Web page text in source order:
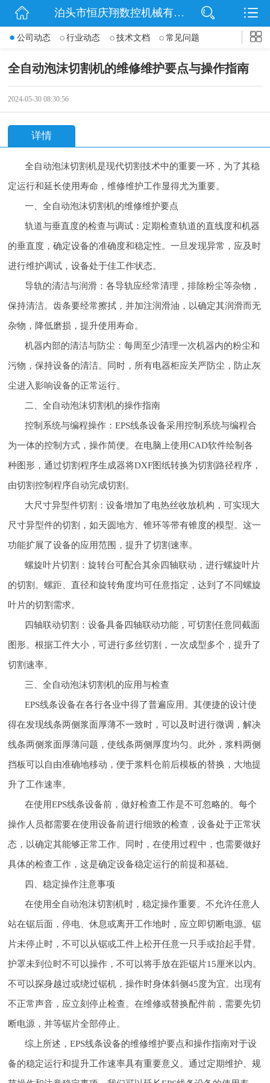
网站首页
动态
泊头市恒庆翔数控机械有限公司
公司动态 行业动态 技术文档 常见问题
全自动泡沫切割机的维修维护要点与操作指南
2024-05-30 08:30:56
详情
全自动泡沫切割机是现代切割技术中的重要一环，为了其稳
定运行和延长使用寿命，维修维护工作显得尤为重要。
一、全自动泡沫切割机的维修维护要点
轨道与垂直度的检查与调试：定期检查轨道的直线度和机器
的垂直度，确定设备的准确度和稳定性。一旦发现异常，应及时
进行维护调试，设备处于佳工作状态。
导轨的清洁与润滑：各导轨应经常清理，排除粉尘等杂物，
保持清洁。齿条要经常擦拭，并加注润滑油，以确定其润滑而无
杂物，降低磨损，提升使用寿命。
机器内部的清洁与防尘：每周至少清理一次机器内的粉尘和
污物，保持设备的清洁。同时，所有电器柜应关严防尘，防止灰
尘进入影响设备的正常运行。
二、全自动泡沫切割机的操作指南
控制系统与编程操作：EPS线条设备采用控制系统与编程合
为一体的控制方式，操作简便。在电脑上使用CAD软件绘制各
种图形，通过切割程序生成器将DXF图纸转换为切割路径程序，
由切割控制程序自动完成切割。
大尺寸异型件切割：设备增加了电热丝收放机构，可实现大
尺寸异型件的切割，如天圆地方、锥环等带有锥度的模型。这一
功能扩展了设备的应用范围，提升了切割速率。
螺旋叶片切割：旋转台可配合其余四轴联动，进行螺旋叶片
的切割。螺距、直径和旋转角度均可任意指定，达到了不同螺旋
叶片的切割需求。
四轴联动切割：设备具备四轴联动功能，可切割任意同截面
图形。根据工件大小，可进行多丝切割，一次成型多个，提升了
切割速率。
三、全自动泡沫切割机的应用与检查
EPS线条设备在各行各业中得了普遍应用。其便捷的设计使
得在发现线条两侧浆面厚薄不一致时，可以及时进行微调，解决
线条两侧浆面厚薄问题，使线条两侧厚度均匀。此外，浆料两侧
挡板可以自由准确地移动，便于浆料仓前后模板的替换，大地提
升了工作速率。
在使用EPS线条设备前，做好检查工作是不可忽略的。每个
操作人员都需要在使用设备前进行细致的检查，设备处于正常状
态，以确定其能够正常工作。同时，在使用过程中，也需要做好
具体的检查工作，这是确定设备稳定运行的前提和基础。
四、稳定操作注意事项
在使用全自动泡沫切割机时，稳定操作重要。不允许任意人
站在锯后面，停电、休息或离开工作地时，应立即切断电源。锯
片未停止时，不可以从锯或工件上松开任意一只手或抬起手臂。
护罩未到位时不可以操作，不可以将手放在距锯片15厘米以内。
不可以探身越过或绕过锯机，操作时身体斜侧45度为宜。出现有
不正常声音，应立刻停止检查。在维修或替换配件前，需要先切
断电源，并等锯片全部停止。
综上所述，EPS线条设备的维修维护要点和操作指南对于设
备的稳定运行和提升工作速率具有重要意义。通过定期维护、规